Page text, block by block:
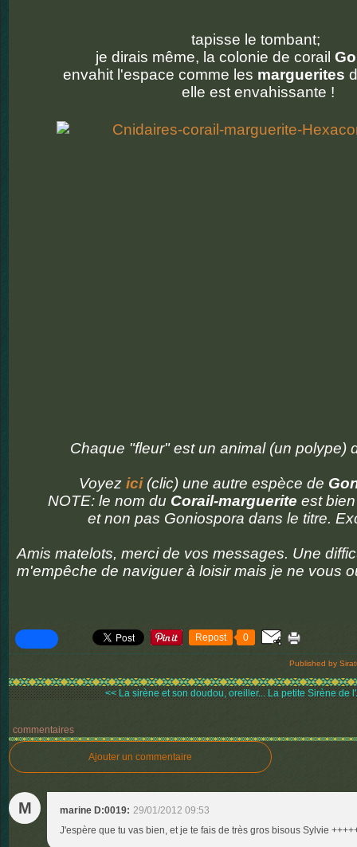
tapisse le tombant;
je dirais même, la colonie de corail
envahit l'espace comme les marguerites
elle est envahissante !
Chaque "fleur" est un animal (un polype)
Voyez ici(clic) une autre espèce de
NOTE: le nom du Corail-marguerite est
et non pas Goniospora dans le titre.
Amis matelots, merci de vos messages. Une
m'empêche de naviguer à loisir mais je ne vous
Repost 0
Published by
<< La sirène et son doudou, oreiller... La petite Sirène de
commentaires
Ajouter un commentaire
M marine D:0019: 29/01/2012 09:53
J'espère que tu vas bien, et je te fais de très gros bisous Sylvie